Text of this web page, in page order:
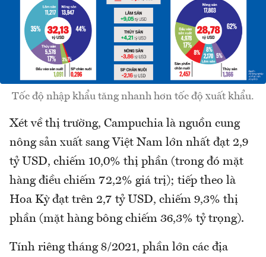
Tốc độ nhập khẩu tăng nhanh hơn tốc độ xuất khẩu.
Xét về thị trường, Campuchia là nguồn cung
nông sản xuất sang Việt Nam lớn nhất đạt 2,9
tỷ USD, chiếm 10,0% thị phần (trong đó mặt
hàng điều chiếm 72,2% giá trị); tiếp theo là
Hoa Kỳ đạt trên 2,7 tỷ USD, chiếm 9,3% thị
phần (mặt hàng bông chiếm 36,3% tỷ trọng).
Tính riêng tháng 8/2021, phần lớn các địa